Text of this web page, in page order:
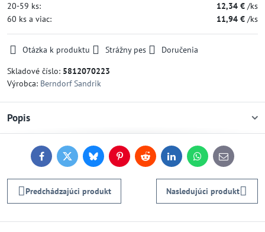
20-59 ks: 12,34 € /ks
60 ks a viac: 11,94 € /ks
Otázka k produktu Strážny pes
Doručenia
Skladové číslo: 5812070223
Výrobca: Berndorf Sandrik
Popis
FacebookTwitterBlueskyPinterestReddit LinkedInWhatsApp
E-
mail
Predchádzajúci produkt Nasledujúci produkt